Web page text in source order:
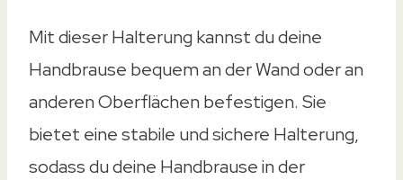
Mit dieser Halterung kannst du deine
Handbrause bequem an der Wand oder an
anderen Oberflächen befestigen. Sie
bietet eine stabile und sichere Halterung,
sodass du deine Handbrause in der